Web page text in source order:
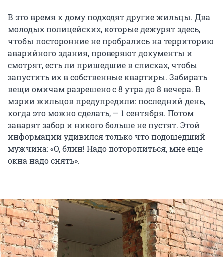
В это время к дому подходят другие жильцы. Два
молодых полицейских, которые дежурят здесь,
чтобы посторонние не пробрались на территорию
аварийного здания, проверяют документы и
смотрят, есть ли пришедшие в списках, чтобы
запустить их в собственные квартиры. Забирать
вещи омичам разрешено с 8 утра до 8 вечера. В
мэрии жильцов предупредили: последний день,
когда это можно сделать, — 1 сентября. Потом
заварят забор и никого больше не пустят. Этой
информации удивился только что подошедший
мужчина: «О, блин! Надо поторопиться, мне еще
окна надо снять».